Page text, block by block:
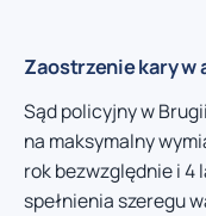
Zaostrzenie kary w
Sąd policyjny w
na maksymalny
rok bezwzględnie i 4
spełnienia szeregu